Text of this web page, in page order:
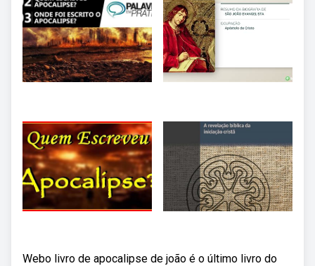
Webo livro de apocalipse de joão é o último livro do